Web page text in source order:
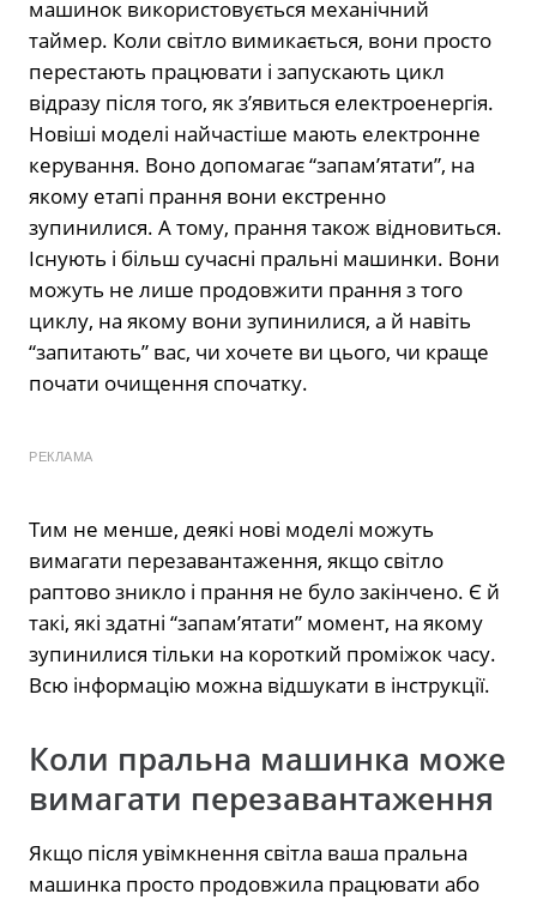
машинок використовується механічний
таймер. Коли світло вимикається, вони просто
перестають працювати і запускають цикл
відразу після того, як з’явиться електроенергія.
Новіші моделі найчастіше мають електронне
керування. Воно допомагає “запам’ятати”, на
якому етапі прання вони екстренно
зупинилися. А тому, прання також відновиться.
Існують і більш сучасні пральні машинки. Вони
можуть не лише продовжити прання з того
циклу, на якому вони зупинилися, а й навіть
“запитають” вас, чи хочете ви цього, чи краще
почати очищення спочатку.
РЕКЛАМА
Тим не менше, деякі нові моделі можуть
вимагати перезавантаження, якщо світло
раптово зникло і прання не було закінчено. Є й
такі, які здатні “запам’ятати” момент, на якому
зупинилися тільки на короткий проміжок часу.
Всю інформацію можна відшукати в інструкції.
Коли пральна машинка може
вимагати перезавантаження
Якщо після увімкнення світла ваша пральна
машинка просто продовжила працювати або